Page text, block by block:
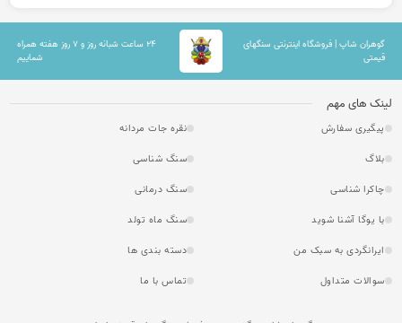
گوهران شاپ | فروشگاه اینترنتی سنگهای
قیمتی
۲۴ ساعت شبانه روز و ۷ روز هفته همراه
شماییم
لینک های مهم
پیگیری سفارش
نقره جات مردانه
بلاگ
سنگ شناسی
چاکرا شناسی
سنگ درمانی
با یوگا آشنا شوید
سنگ ماه تولد
ایرانگردی به سبک من
دسته بندی ها
سوالات متداول
تماس با ما